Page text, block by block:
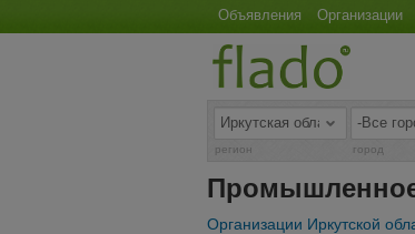
Объявления Организации
регион город
Промышленное
Организации Иркутской